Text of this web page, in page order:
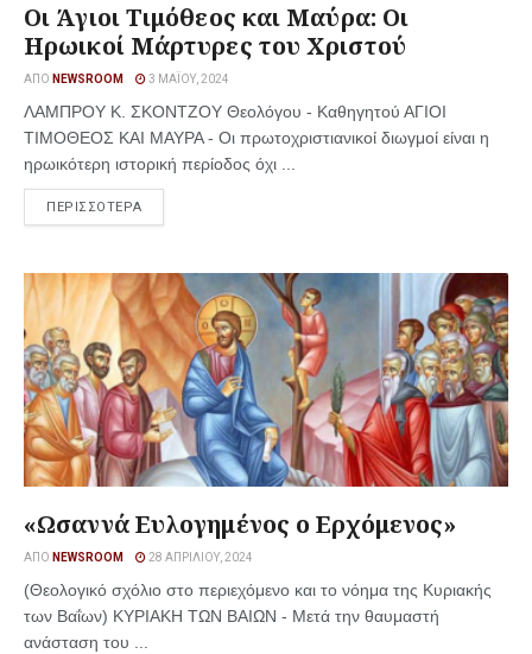
Οι Άγιοι Τιμόθεος και Μαύρα: Οι
Ηρωικοί Μάρτυρες του Χριστού
ΑΠΌ NEWSROOM 3 ΜΑΪ́ΟΥ, 2024
ΛΑΜΠΡΟΥ Κ. ΣΚΟΝΤΖΟΥ Θεολόγου - Καθηγητού ΑΓΙΟΙ
ΤΙΜΟΘΕΟΣ ΚΑΙ ΜΑΥΡΑ - Οι πρωτοχριστιανικοί διωγμοί είναι η
ηρωικότερη ιστορική περίοδος όχι ...
ΠΕΡΙΣΣΟΤΕΡΑ
«Ωσαννά Ευλογημένος ο Ερχόμενος»
ΑΠΌ NEWSROOM 28 ΑΠΡΙΛΊΟΥ, 2024
(Θεολογικό σχόλιο στο περιεχόμενο και το νόημα της Κυριακής
των Βαΐων) ΚΥΡΙΑΚΗ ΤΩΝ ΒΑΙΩΝ - Μετά την θαυμαστή
ανάσταση του ...